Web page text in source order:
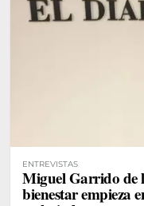
ENTREVISTAS
Miguel Garrido de
bienestar empieza